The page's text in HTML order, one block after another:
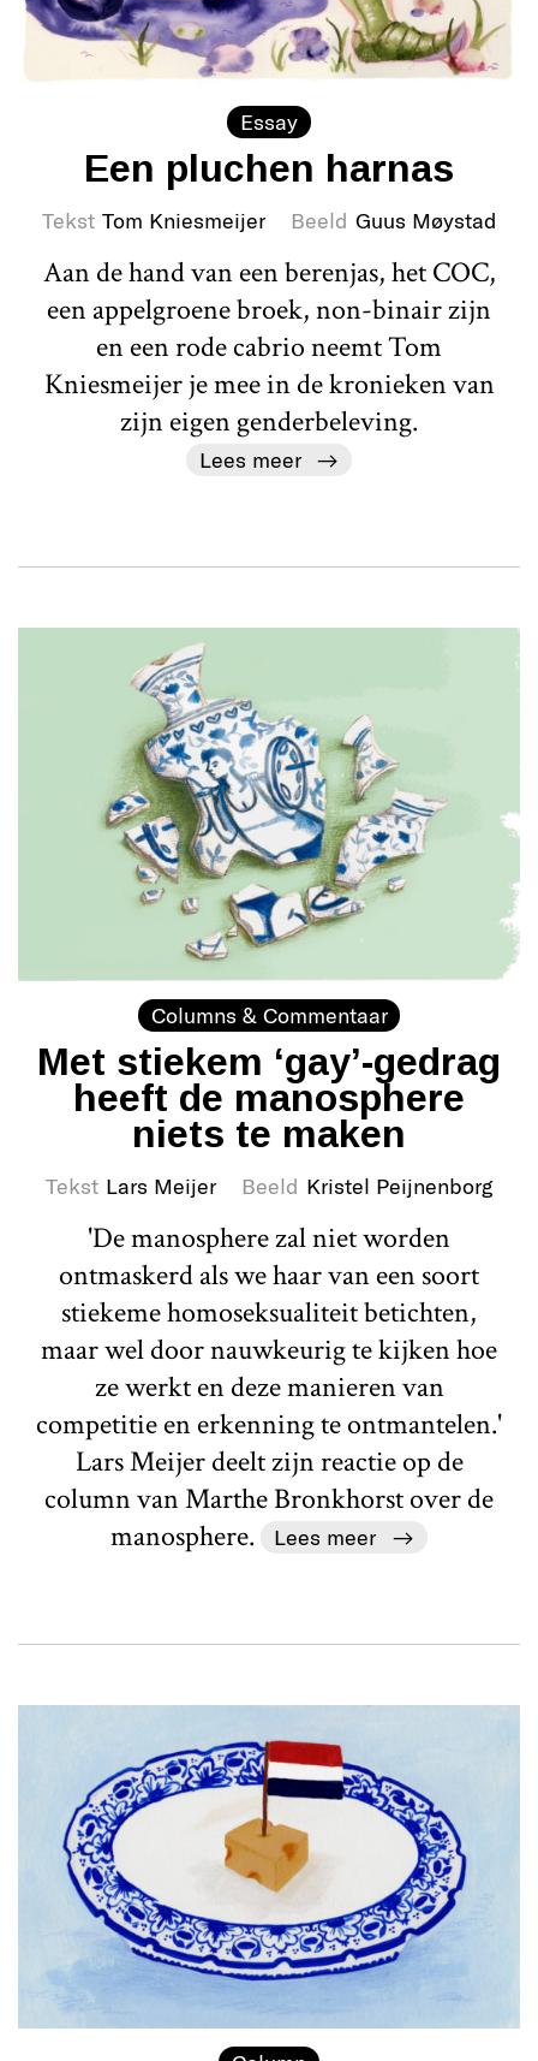
Essay
Een pluchen harnas
Tekst Tom Kniesmeijer Beeld Guus Møystad
Aan de hand van een berenjas, het COC,
een appelgroene broek, non-binair zijn
en een rode cabrio neemt Tom
Kniesmeijer je mee in de kronieken van
zijn eigen genderbeleving.
Lees meer
Columns & Commentaar
Met stiekem ‘gay’-gedrag
heeft de manosphere
niets te maken
Tekst Lars Meijer Beeld Kristel Peijnenborg
'De manosphere zal niet worden
ontmaskerd als we haar van een soort
stiekeme homoseksualiteit betichten,
maar wel door nauwkeurig te kijken hoe
ze werkt en deze manieren van
competitie en erkenning te ontmantelen.'
Lars Meijer deelt zijn reactie op de
column van Marthe Bronkhorst over de
manosphere.
Lees meer